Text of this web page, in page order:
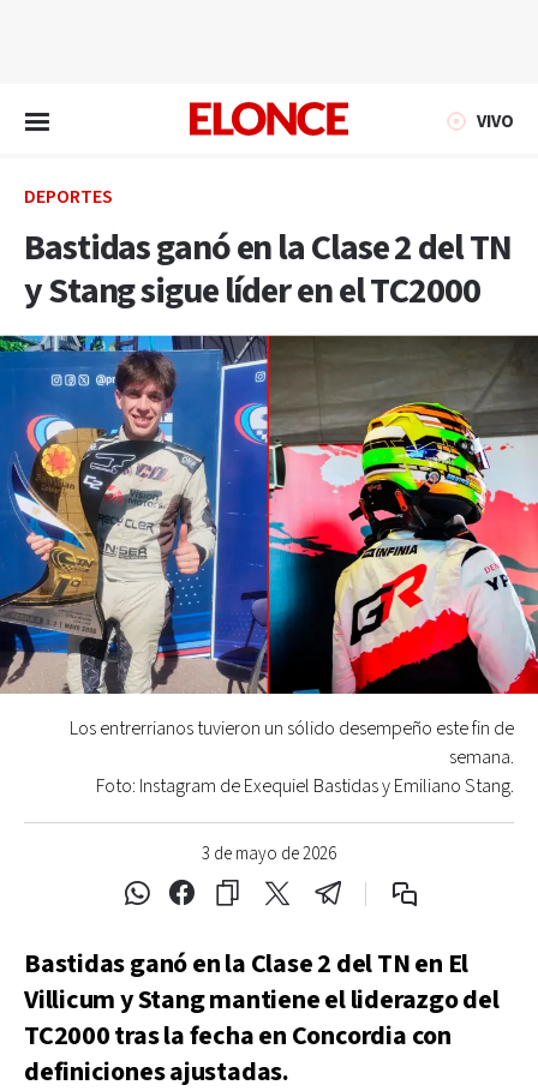
VIVO
DEPORTES
Bastidas ganó en la Clase 2 del TN
y Stang sigue líder en el TC2000
3 de mayo de 2026
Los entrerrianos tuvieron un sólido desempeño este fin de
semana.
Foto: Instagram de Exequiel Bastidas y Emiliano Stang.
Bastidas ganó en la Clase 2 del TN en El
Villicum y Stang mantiene el liderazgo del
TC2000 tras la fecha en Concordia con
definiciones ajustadas.